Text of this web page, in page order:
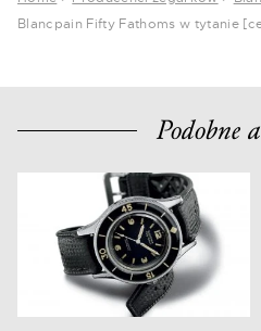
Blancpain Fifty Fathoms w tytanie
Podobne